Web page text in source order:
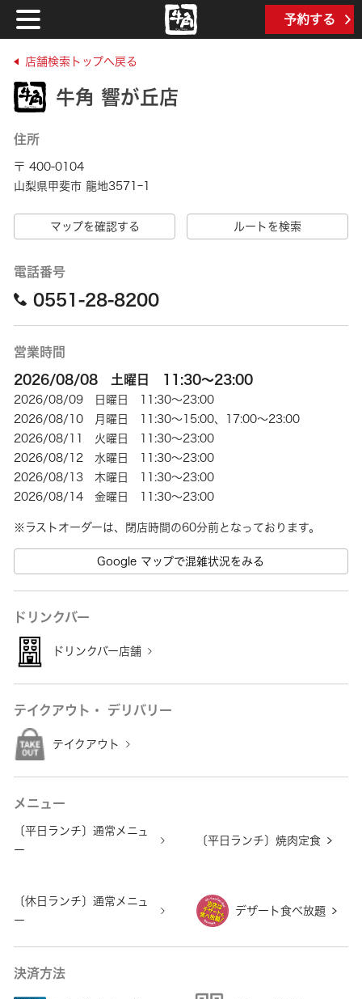
予約する
店舗検索トップへ戻る
牛角 響が丘店
住所
〒 400-0104
山梨県甲斐市 龍地3571ｰ1
マップを確認する ルートを検索
電話番号
0551-28-8200
営業時間
2026/08/08 土曜日 11:30～23:00
2026/08/09 日曜日 11:30～23:00
2026/08/10 月曜日 11:30～15:00、17:00～23:00
2026/08/11 火曜日 11:30～23:00
2026/08/12 水曜日 11:30～23:00
2026/08/13 木曜日 11:30～23:00
2026/08/14 金曜日 11:30～23:00
※ラストオーダーは、閉店時間の60分前となっております。
Google マップで混雑状況をみる
ドリンクバー
ドリンクバー店舗
テイクアウト・ デリバリー
テイクアウト
メニュー
〔平日ランチ〕通常メニュ
ー
〔平日ランチ〕焼肉定食
〔休日ランチ〕通常メニュ
ー
デザート食べ放題
決済方法